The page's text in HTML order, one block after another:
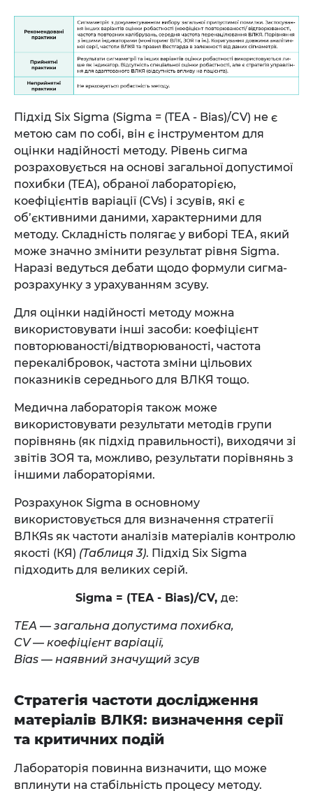
Підхід Six Sigma (Sigma = (TEA - Bias)/CV) не є
метою сам по собі, він є інструментом для
оцінки надійності методу. Рівень сигма
розраховується на основі загальної допустимої
похибки (TEA), обраної лабораторією,
коефіцієнтів варіації (CVs) і зсувів, які є
об’єктивними даними, характерними для
методу. Складність полягає у виборі TEA, який
може значно змінити результат рівня Sigma.
Наразі ведуться дебати щодо формули сигма-
розрахунку з урахуванням зсуву.
Для оцінки надійності методу можна
використовувати інші засоби: коефіцієнт
повторюваності/відтворюваності, частота
перекалібровок, частота зміни цільових
показників середнього для ВЛКЯ тощо.
Медична лабораторія також може
використовувати результати методів групи
порівнянь (як підхід правильності), виходячи зі
звітів ЗОЯ та, можливо, результати порівнянь з
іншими лабораторіями.
Розрахунок Sigma в основному
використовується для визначення стратегії
ВЛКЯs як частоти аналізів матеріалів контролю
якості (КЯ) (Таблиця 3). Підхід Six Sigma
підходить для великих серій.
Sigma = (TEA - Bias)/CV, де:
ТЕА — загальна допустима похибка,
CV — коефіцієнт варіації,
Bias — наявний значущий зсув
Стратегія частоти дослідження
матеріалів ВЛКЯ: визначення серії
та критичних подій
Лабораторія повинна визначити, що може
вплинути на стабільність процесу методу.